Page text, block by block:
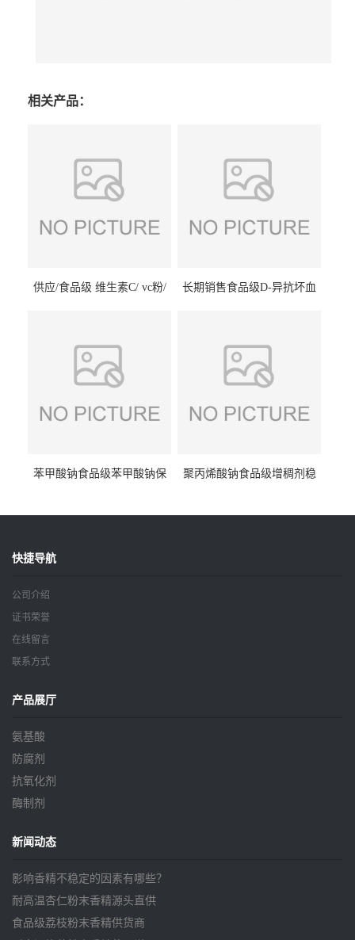
相关产品：
供应/食品级 维生素C/ vc粉/
长期销售食品级D-异抗坏血
苯甲酸钠食品级苯甲酸钠保
聚丙烯酸钠食品级增稠剂稳
快捷导航
公司介绍
证书荣誉
在线留言
联系方式
产品展厅
氨基酸
防腐剂
抗氧化剂
酶制剂
新闻动态
影响香精不稳定的因素有哪些？
耐高温杏仁粉末香精源头直供
食品级荔枝粉末香精供货商